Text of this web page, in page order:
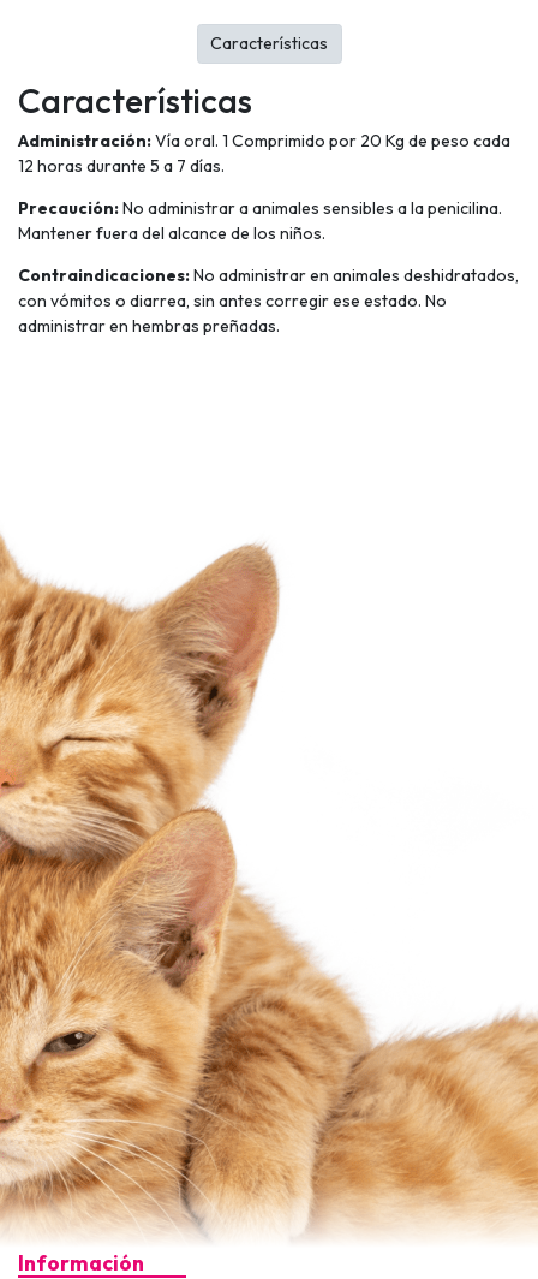
Características
Administración:Vía oral. 1 Comprimido por 20 Kg de peso cada
12 horas durante 5 a 7 días.
Precaución:No administrar a animales sensibles a la penicilina.
Mantener fuera del alcance de los niños.
Contraindicaciones:No administrar en animales deshidratados,
con vómitos o diarrea, sin antes corregir ese estado. No
administrar en hembras preñadas.
Características
Información